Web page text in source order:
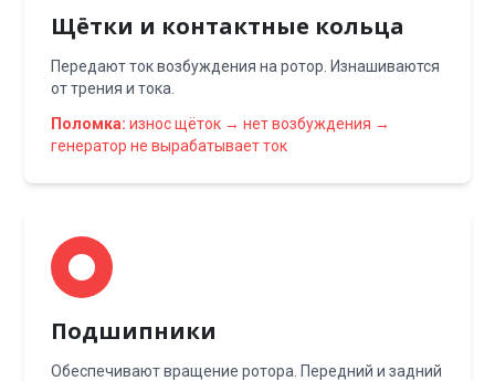
Щётки и контактные кольца
Передают ток возбуждения на ротор. Изнашиваются
от трения и тока.
Поломка: износ щёток → нет возбуждения →
генератор не вырабатывает ток
Подшипники
Обеспечивают вращение ротора. Передний и задний